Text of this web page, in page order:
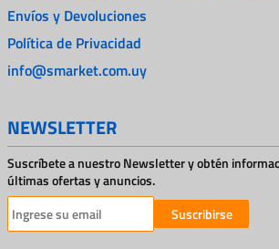
Envíos y Devoluciones
Política de Privacidad
info@smarket.com.uy
NEWSLETTER
Suscríbete a nuestro Newsletter y obtén
últimas ofertas y anuncios.
Suscribirse